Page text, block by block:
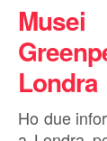
Londra
Ho due